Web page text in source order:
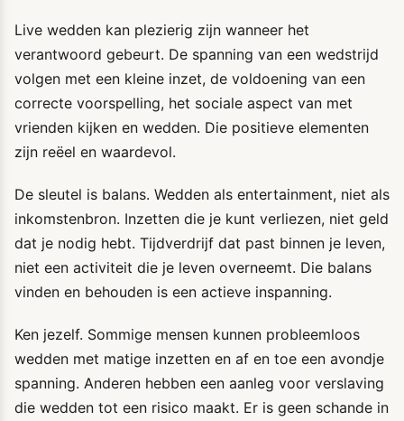
Live wedden kan plezierig zijn wanneer het
verantwoord gebeurt. De spanning van een wedstrijd
volgen met een kleine inzet, de voldoening van een
correcte voorspelling, het sociale aspect van met
vrienden kijken en wedden. Die positieve elementen
zijn reëel en waardevol.
De sleutel is balans. Wedden als entertainment, niet als
inkomstenbron. Inzetten die je kunt verliezen, niet geld
dat je nodig hebt. Tijdverdrijf dat past binnen je leven,
niet een activiteit die je leven overneemt. Die balans
vinden en behouden is een actieve inspanning.
Ken jezelf. Sommige mensen kunnen probleemloos
wedden met matige inzetten en af en toe een avondje
spanning. Anderen hebben een aanleg voor verslaving
die wedden tot een risico maakt. Er is geen schande in